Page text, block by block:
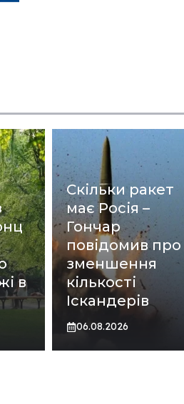
в
Скільки ракет
має Росія –
Гончар
повідомив про
зменшення
кількості
Іскандерів
06.08.2026